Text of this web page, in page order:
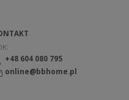
+48 604 080 795
online@bbhome.pl